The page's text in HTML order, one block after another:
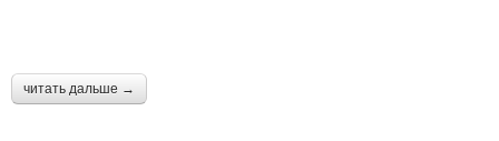
читать дальше →